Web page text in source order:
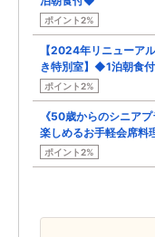
ポイント2%
【2024年リニューア
き特別室】◆1泊朝食
ポイント2%
《50歳からのシニア
楽しめるお手軽会席料
ポイント2%